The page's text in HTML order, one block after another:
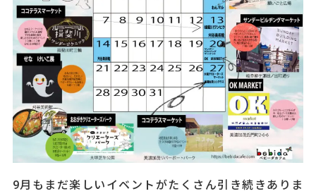
9月もまだ楽しいイベントがたくさん引き続きありま